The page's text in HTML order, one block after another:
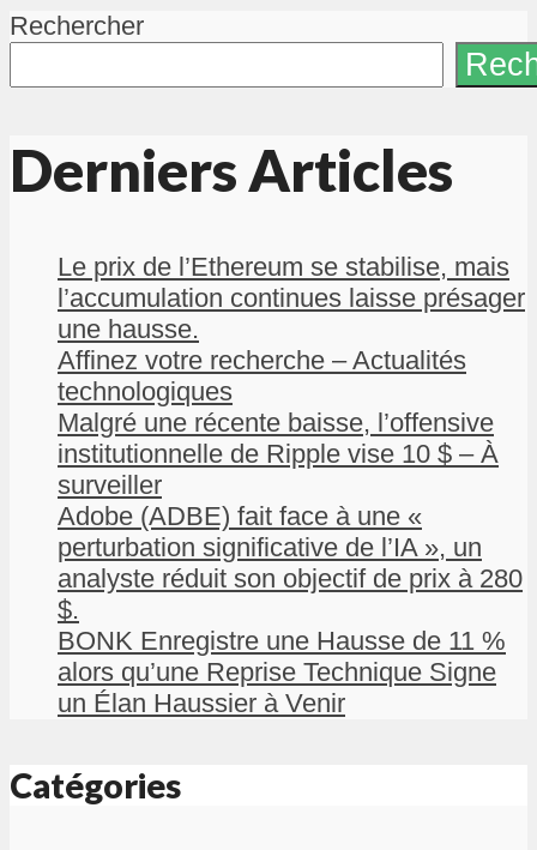
Rechercher
Derniers Articles
Le prix de l’Ethereum se stabilise, mais
l’accumulation continues laisse présager
une hausse.
Affinez votre recherche – Actualités
technologiques
Malgré une récente baisse, l’offensive
institutionnelle de Ripple vise 10 $ – À
surveiller
Adobe (ADBE) fait face à une «
perturbation significative de l’IA », un
analyste réduit son objectif de prix à 280
$.
BONK Enregistre une Hausse de 11 %
alors qu’une Reprise Technique Signe
un Élan Haussier à Venir
Catégories